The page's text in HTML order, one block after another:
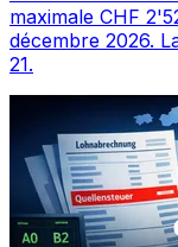
maximale CHF
décembre 2026.
21.